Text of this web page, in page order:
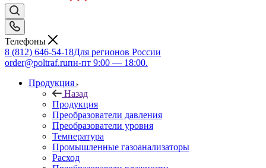
Телефоны
8 (812) 646-54-18Для регионов России
order@poltraf.ruпн-пт 9:00 — 18:00.
Продукция
Назад
Продукция
Преобразователи давления
Преобразователи уровня
Температура
Промышленные газоанализаторы
Расход